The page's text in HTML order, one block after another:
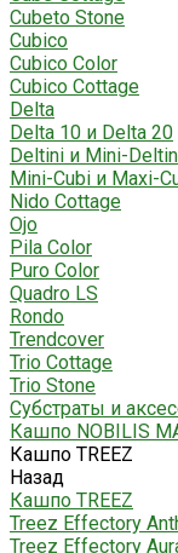
Cubeto Stone
Cubico
Cubico Color
Cubico Cottage
Delta
Delta 10 и Delta 20
Deltini и Mini-
Mini-Cubi и Maxi-
Nido Cottage
Ojo
Pila Color
Puro Color
Quadro LS
Rondo
Trendcover
Trio Cottage
Trio Stone
Субстраты и
Кашпо NOBILIS
Кашпо TREEZ
Назад
Кашпо TREEZ
Treez Effectory
Treez Effectory